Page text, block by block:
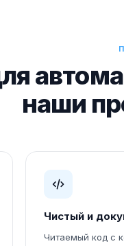
наши
Чистый и
Читаемый код с